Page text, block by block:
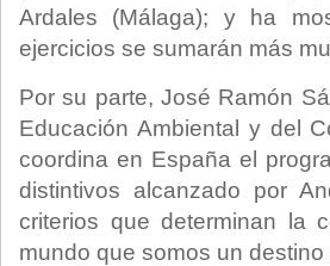
Ardales (Málaga); y ha
ejercicios se sumarán más
Por su parte, José Ramón
Educación Ambiental y del
coordina en España el
distintivos alcanzado por
criterios que determinan la
mundo que somos un destino